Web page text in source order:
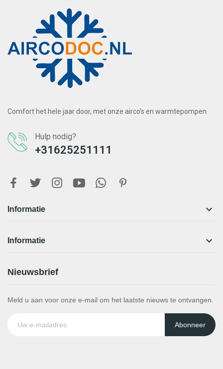
Comfort het hele jaar door, met onze airco’s en warmtepompen
Hulp nodig?
+31625251111
Informatie 
Informatie 
Nieuwsbrief
Meld u aan voor onze e-mail om het laatste nieuws te ontvangen.
Abonneer